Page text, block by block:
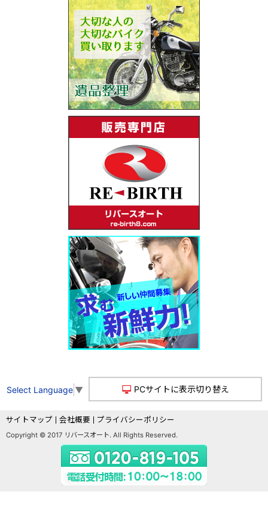
Select Language ▼ PCサイトに表示切り替え
サイトマップ 会社概要 プライバシーポリシー
Copyright © 2017 リバースオート. All Rights Reserved.